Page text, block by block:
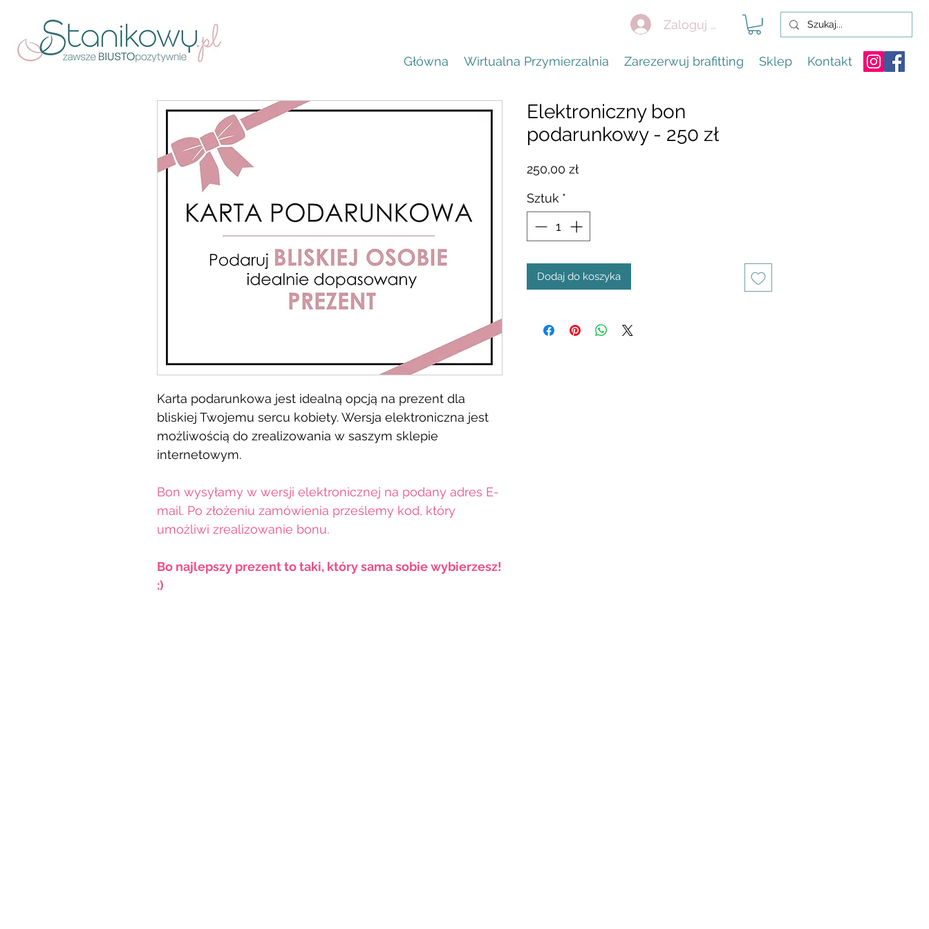
Zaloguj się
Główna Wirtualna Przymierzalnia Zarezerwuj brafitting Sklep Kontakt
Karta podarunkowa jest idealną opcją na prezent dla
bliskiej Twojemu sercu kobiety. Wersja elektroniczna jest
możliwością do zrealizowania w saszym sklepie
internetowym.
Bon wysyłamy w wersji elektronicznej na podany adres E-
mail. Po złożeniu zamówienia prześlemy kod, który
umożliwi zrealizowanie bonu.
Bo najlepszy prezent to taki, który sama sobie wybierzesz!
:)
Elektroniczny bon
podarunkowy - 250 zł
250,00 złCena
Sztuk *
Dodaj do koszyka